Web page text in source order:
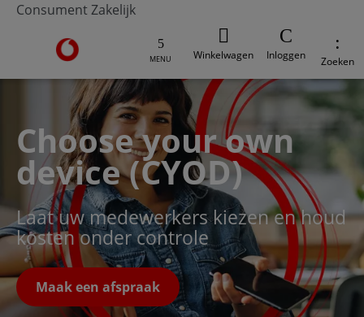
Consument Zakelijk
Ga naar de Vodafone homepage
MENU Winkelwagen Inloggen Zoeken
Choose your own
device (CYOD)
Laat uw medewerkers kiezen en houd
kosten onder controle
Maak een afspraak